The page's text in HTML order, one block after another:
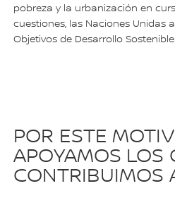
pobreza y la urbanización en
cuestiones, las Naciones
Objetivos de Desarrollo Sostenible.
POR ESTE
APOYAMOS LOS
CONTRIBUIMOS